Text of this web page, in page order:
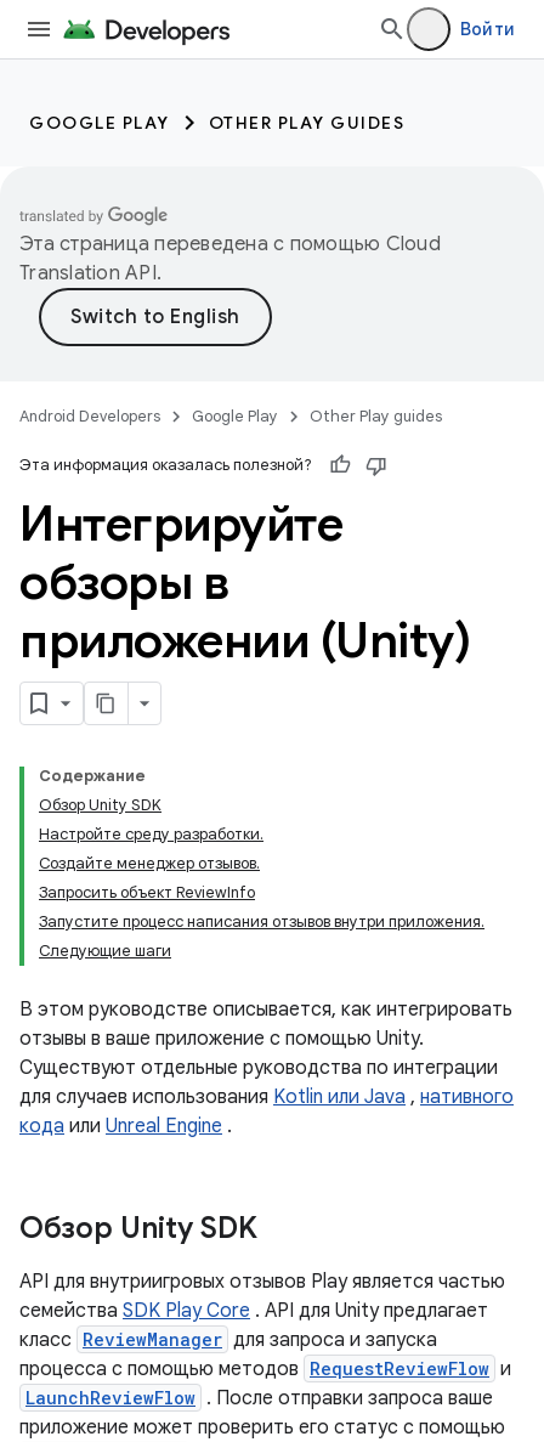
Войти
GOOGLE PLAY OTHER PLAY GUIDES
Эта страница переведена с помощью Cloud
Translation API.
Android Developers Google Play Other Play guides
Эта информация оказалась полезной?
Интегрируйте
обзоры в
приложении (Unity)
Содержание
Обзор Unity SDK
Настройте среду разработки.
Создайте менеджер отзывов.
Запросить объект ReviewInfo
Запустите процесс написания отзывов внутри приложения.
Следующие шаги
В этом руководстве описывается, как интегрировать
отзывы в ваше приложение с помощью Unity.
Существуют отдельные руководства по интеграции
для случаев использования Kotlin или Java , нативного
кода или Unreal Engine .
Обзор Unity SDK
API для внутриигровых отзывов Play является частью
семейства SDK Play Core . API для Unity предлагает
класс ReviewManager для запроса и запуска
процесса с помощью методов RequestReviewFlow и
LaunchReviewFlow . После отправки запроса ваше
приложение может проверить его статус с помощью